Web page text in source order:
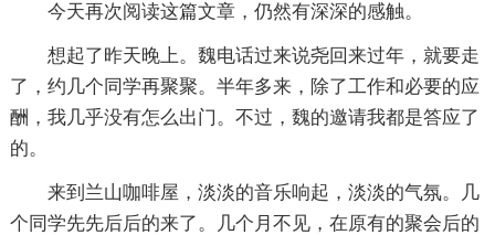
今天再次阅读这篇文章，仍然有深深的感触。
想起了昨天晚上。魏电话过来说尧回来过年，就要走
了，约几个同学再聚聚。半年多来，除了工作和必要的应
酬，我几乎没有怎么出门。不过，魏的邀请我都是答应了
的。
来到兰山咖啡屋，淡淡的音乐响起，淡淡的气氛。几
个同学先先后后的来了。几个月不见，在原有的聚会后的